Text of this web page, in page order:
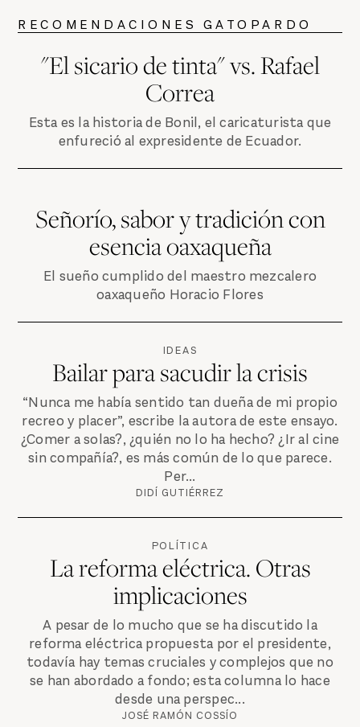
RECOMENDACIONES GATOPARDO
"El sicario de tinta" vs. Rafael
Correa
Esta es la historia de Bonil, el caricaturista que
enfureció al expresidente de Ecuador.
Señorío, sabor y tradición con
esencia oaxaqueña
El sueño cumplido del maestro mezcalero
oaxaqueño Horacio Flores
IDEAS
Bailar para sacudir la crisis
“Nunca me había sentido tan dueña de mi propio
recreo y placer”, escribe la autora de este ensayo.
¿Comer a solas?, ¿quién no lo ha hecho? ¿Ir al cine
sin compañía?, es más común de lo que parece.
Per...
DIDÍ GUTIÉRREZ
POLÍTICA
La reforma eléctrica. Otras
implicaciones
A pesar de lo mucho que se ha discutido la
reforma eléctrica propuesta por el presidente,
todavía hay temas cruciales y complejos que no
se han abordado a fondo; esta columna lo hace
desde una perspec...
JOSÉ RAMÓN COSSÍO